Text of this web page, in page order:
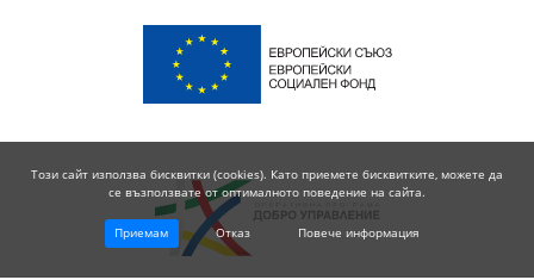
Този сайт използва бисквитки (cookies). Като приемете бисквитките, можете да
се възползвате от оптималното поведение на сайта.
Приемам Отказ Повече информация